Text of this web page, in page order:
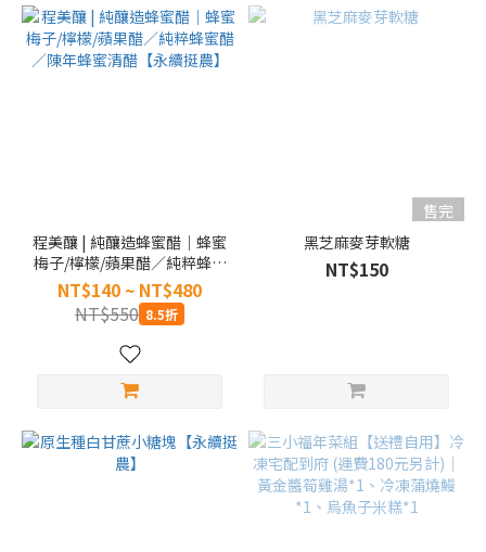
程美釀 | 純釀造蜂蜜醋｜蜂蜜
梅子/檸檬/蘋果醋／純粹蜂蜜
醋／陳年蜂蜜清醋【永續挺
農】
NT$140 ~ NT$480
NT$550 8.5折
售完
黑芝麻麥芽軟糖
NT$150